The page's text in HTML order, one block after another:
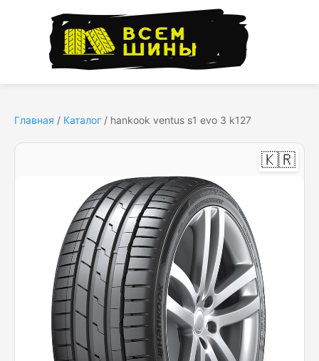
Главная / Каталог / hankook ventus s1 evo 3 k127
🇰🇷